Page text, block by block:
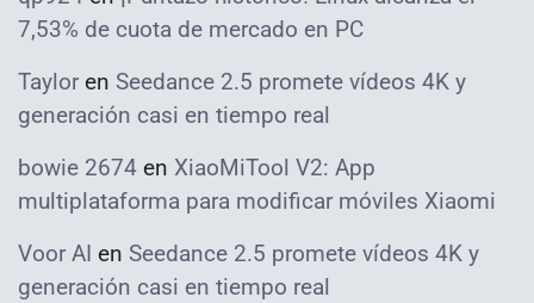
7,53% de cuota de mercado en PC
Taylor en Seedance 2.5 promete vídeos 4K y
generación casi en tiempo real
bowie 2674 en XiaoMiTool V2: App
multiplataforma para modificar móviles Xiaomi
Voor AI en Seedance 2.5 promete vídeos 4K y
generación casi en tiempo real